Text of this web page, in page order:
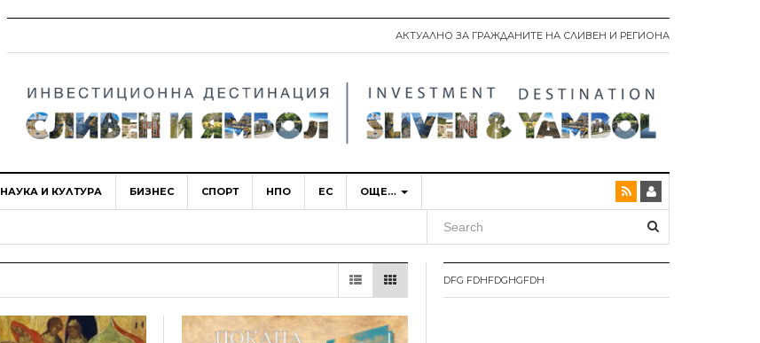
АКТУАЛНО ЗА ГРАЖДАНИТЕ НА СЛИВЕН И РЕГИОНА
НАУКА И КУЛТУРА БИЗНЕС СПОРТ НПО ЕС ОЩЕ…
DFG FDHFDGHGFDH